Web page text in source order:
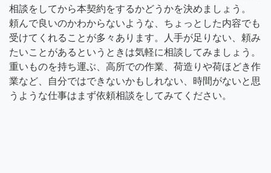
相談をしてから本契約をするかどうかを決めましょう。
頼んで良いのかわからないような、ちょっとした内容でも
受けてくれることが多々あります。人手が足りない、頼み
たいことがあるというときは気軽に相談してみましょう。
重いものを持ち運ぶ、高所での作業、荷造りや荷ほどき作
業など、自分ではできないかもしれない、時間がないと思
うような仕事はまず依頼相談をしてみてください。